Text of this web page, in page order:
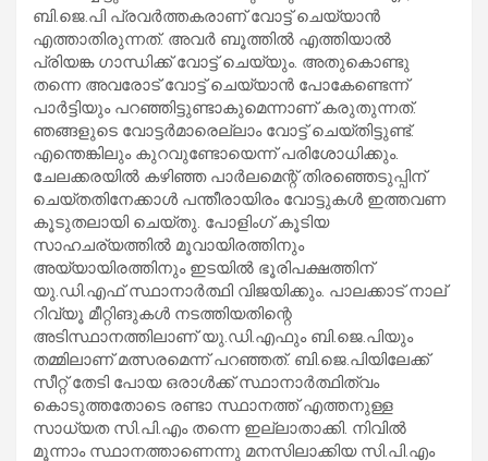
ബി.ജെ.പി പ്രവര്‍ത്തകരാണ് വോട്ട് ചെയ്യാന്‍
എത്താതിരുന്നത്. അവര്‍ ബൂത്തില്‍ എത്തിയാല്‍
പ്രിയങ്ക ഗാന്ധിക്ക് വോട്ട് ചെയ്യും. അതുകൊണ്ടു
തന്നെ അവരോട് വോട്ട് ചെയ്യാന്‍ പോകേണ്ടെന്ന്
പാര്‍ട്ടിയും പറഞ്ഞിട്ടുണ്ടാകുമെന്നാണ് കരുതുന്നത്.
ഞങ്ങളുടെ വോട്ടര്‍മാരെല്ലാം വോട്ട് ചെയ്തിട്ടുണ്ട്.
എന്തെങ്കിലും കുറവുണ്ടോയെന്ന് പരിശോധിക്കും.
ചേലക്കരയില്‍ കഴിഞ്ഞ പാര്‍ലമെന്റ് തിരഞ്ഞെടുപ്പിന്
ചെയ്തതിനേക്കാള്‍ പന്തീരായിരം വോട്ടുകള്‍ ഇത്തവണ
കൂടുതലായി ചെയ്തു. പോളിംഗ് കൂടിയ
സാഹചര്യത്തില്‍ മൂവായിരത്തിനും
അയ്യായിരത്തിനും ഇടയില്‍ ഭൂരിപക്ഷത്തിന്
യു.ഡി.എഫ് സ്ഥാനാര്‍ത്ഥി വിജയിക്കും. പാലക്കാട് നാല്
റിവ്യൂ മീറ്റിങുകള്‍ നടത്തിയതിന്റെ
അടിസ്ഥാനത്തിലാണ് യു.ഡി.എഫും ബി.ജെ.പിയും
തമ്മിലാണ് മത്സരമെന്ന് പറഞ്ഞത്. ബി.ജെ.പിയിലേക്ക്
സീറ്റ് തേടി പോയ ഒരാള്‍ക്ക് സ്ഥാനാര്‍ത്ഥിത്വം
കൊടുത്തതോടെ രണ്ടാ സ്ഥാനത്ത് എത്തനുള്ള
സാധ്യത സി.പി.എം തന്നെ ഇല്ലാതാക്കി. നിവില്‍
മൂന്നാം സ്ഥാനത്താണെന്നു മനസിലാക്കിയ സി.പി.എം